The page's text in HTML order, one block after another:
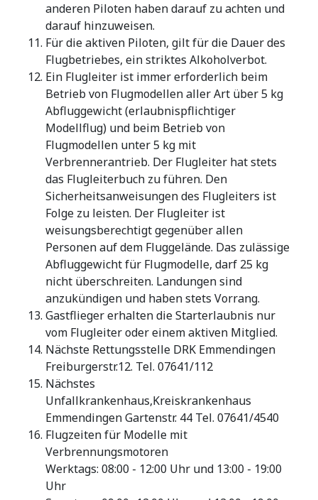
anderen Piloten haben darauf zu achten und
darauf hinzuweisen.
Für die aktiven Piloten, gilt für die Dauer des
Flugbetriebes, ein striktes Alkoholverbot.
Ein Flugleiter ist immer erforderlich beim
Betrieb von Flugmodellen aller Art über 5 kg
Abfluggewicht (erlaubnispflichtiger
Modellflug) und beim Betrieb von
Flugmodellen unter 5 kg mit
Verbrennerantrieb. Der Flugleiter hat stets
das Flugleiterbuch zu führen. Den
Sicherheitsanweisungen des Flugleiters ist
Folge zu leisten. Der Flugleiter ist
weisungsberechtigt gegenüber allen
Personen auf dem Fluggelände. Das zulässige
Abfluggewicht für Flugmodelle, darf 25 kg
nicht überschreiten. Landungen sind
anzukündigen und haben stets Vorrang.
Gastflieger erhalten die Starterlaubnis nur
vom Flugleiter oder einem aktiven Mitglied.
Nächste Rettungsstelle DRK Emmendingen
Freiburgerstr.12. Tel. 07641/112
Nächstes
Unfallkrankenhaus,Kreiskrankenhaus
Emmendingen Gartenstr. 44 Tel. 07641/4540
Flugzeiten für Modelle mit
Verbrennungsmotoren
Werktags: 08:00 - 12:00 Uhr und 13:00 - 19:00
Uhr